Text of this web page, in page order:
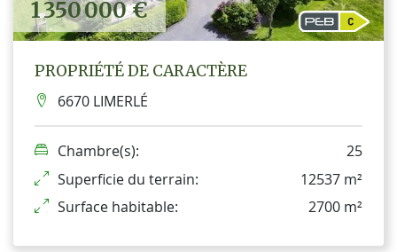
1 350 000 €
PROPRIÉTÉ DE CARACTÈRE
6670 LIMERLÉ
Chambre(s):
25
Superficie du terrain:
12537 m²
Surface habitable:
2700 m²